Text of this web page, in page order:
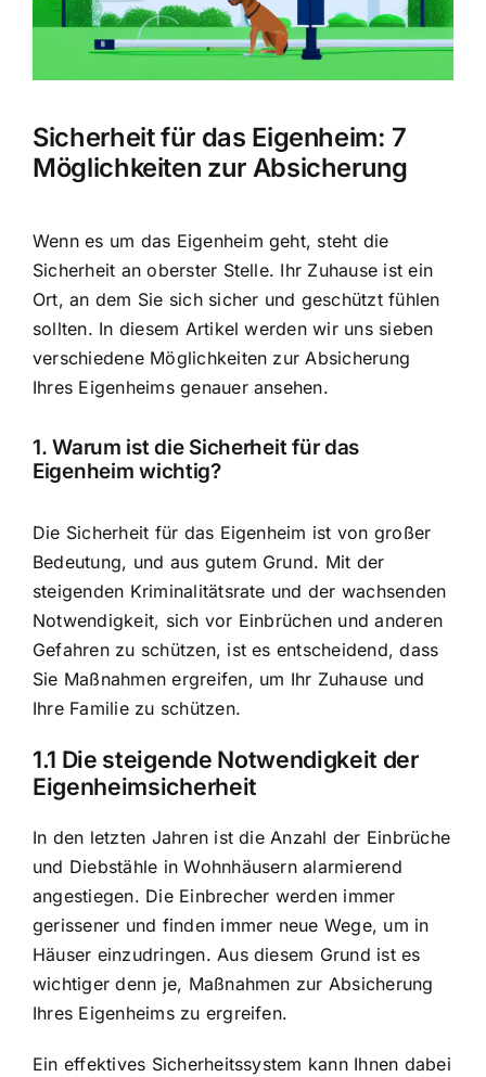
Weitere Tarifvergleiche
Sicherheit für das Eigenheim: 7
Möglichkeiten zur Absicherung
Wenn es um das Eigenheim geht, steht die
Sicherheit an oberster Stelle. Ihr Zuhause ist ein
Ort, an dem Sie sich sicher und geschützt fühlen
sollten. In diesem Artikel werden wir uns sieben
verschiedene Möglichkeiten zur Absicherung
Ihres Eigenheims genauer ansehen.
1. Warum ist die Sicherheit für das
Eigenheim wichtig?
Die Sicherheit für das Eigenheim ist von großer
Bedeutung, und aus gutem Grund. Mit der
steigenden Kriminalitätsrate und der wachsenden
Notwendigkeit, sich vor Einbrüchen und anderen
Gefahren zu schützen, ist es entscheidend, dass
Sie Maßnahmen ergreifen, um Ihr Zuhause und
Ihre Familie zu schützen.
1.1 Die steigende Notwendigkeit der
Eigenheimsicherheit
In den letzten Jahren ist die Anzahl der Einbrüche
und Diebstähle in Wohnhäusernalarmierend
angestiegen. Die Einbrecher werden immer
gerissener und finden immer neue Wege, um in
Häuser einzudringen. Aus diesem Grund ist es
wichtiger denn je, Maßnahmen zur Absicherung
Ihres Eigenheims zu ergreifen.
Ein effektives Sicherheitssystem kann Ihnen dabei